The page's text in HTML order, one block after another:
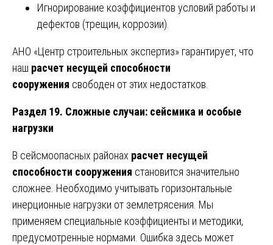
Игнорирование коэффициентов условий работы и
дефектов (трещин, коррозии).
АНО «Центр строительных экспертиз» гарантирует, что
наш расчет несущей способности
сооружения свободен от этих недостатков.
Раздел 19. Сложные случаи: сейсмика и особые
нагрузки
В сейсмоопасных районах расчет несущей
способности сооружения становится значительно
сложнее. Необходимо учитывать горизонтальные
инерционные нагрузки от землетрясения. Мы
применяем специальные коэффициенты и методики,
предусмотренные нормами. Ошибка здесь может